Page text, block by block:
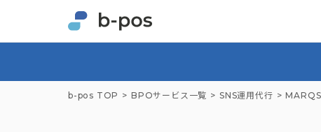
b-pos TOP BPOサービス一覧 SNS運用代行